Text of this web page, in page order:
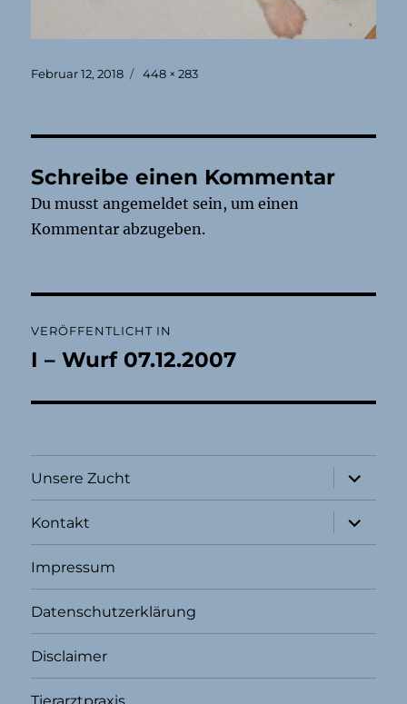
Veröffentlicht
Februar 12, 2018 Originalgröße
448 × 283
Schreibe einen Kommentar
Du musstangemeldet sein, um einen
Kommentar abzugeben.
VERÖFFENTLICHT IN
I – Wurf 07.12.2007
Unsere Zucht
öffnen
Kontakt
öffnen
Impressum
Datenschutzerklärung
Disclaimer